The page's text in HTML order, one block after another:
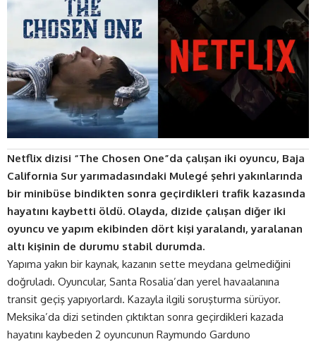
Netflix dizisi “The Chosen One”da çalışan iki oyuncu, Baja
California Sur yarımadasındaki Mulegé şehri yakınlarında
bir minibüse bindikten sonra geçirdikleri trafik kazasında
hayatını kaybetti öldü. Olayda, dizide çalışan diğer iki
oyuncu ve yapım ekibinden dört kişi yaralandı, yaralanan
altı kişinin de durumu stabil durumda.
Yapıma yakın bir kaynak, kazanın sette meydana gelmediğini
doğruladı. Oyuncular, Santa Rosalia’dan yerel havaalanına
transit geçiş yapıyorlardı. Kazayla ilgili soruşturma sürüyor.
Meksika’da dizi setinden çıktıktan sonra geçirdikleri kazada
hayatını kaybeden 2 oyuncunun Raymundo Garduno